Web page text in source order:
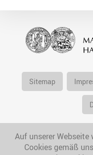
Sitemap
Auf unserer Webseite
Cookies gemäß